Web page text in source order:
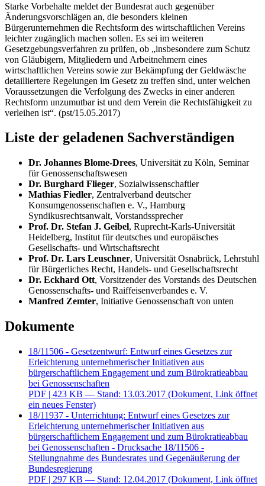
Starke Vorbehalte meldet der Bundesrat auch gegenüber
Änderungsvorschlägen an, die besonders kleinen
Bürgerunternehmen die Rechtsform des wirtschaftlichen Vereins
leichter zugänglich machen sollen. Es sei im weiteren
Gesetzgebungsverfahren zu prüfen, ob „insbesondere zum Schutz
von Gläubigern, Mitgliedern und Arbeitnehmern eines
wirtschaftlichen Vereins sowie zur Bekämpfung der Geldwäsche
detailliertere Regelungen im Gesetz zu treffen sind, unter welchen
Voraussetzungen die Verfolgung des Zwecks in einer anderen
Rechtsform unzumutbar ist und dem Verein die Rechtsfähigkeit zu
verleihen ist“. (pst/15.05.2017)
Liste der geladenen Sachverständigen
Dr. Johannes Blome-Drees, Universität zu Köln, Seminar
für Genossenschaftswesen
Dr. Burghard Flieger, Sozialwissenschaftler
Mathias Fiedler, Zentralverband deutscher
Konsumgenossenschaften e. V., Hamburg
Syndikusrechtsanwalt, Vorstandssprecher
Prof. Dr. Stefan J. Geibel, Ruprecht-Karls-Universität
Heidelberg, Institut für deutsches und europäisches
Gesellschafts- und Wirtschaftsrecht
Prof. Dr. Lars Leuschner, Universität Osnabrück, Lehrstuhl
für Bürgerliches Recht, Handels- und Gesellschaftsrecht
Dr. Eckhard Ott, Vorsitzender des Vorstands des Deutschen
Genossenschafts- und Raiffeisenverbandes e. V.
Manfred Zemter, Initiative Genossenschaft von unten
Dokumente
18/11506 - Gesetzentwurf: Entwurf eines Gesetzes zur
Erleichterung unternehmerischer Initiativen aus
bürgerschaftlichem Engagement und zum Bürokratieabbau
bei Genossenschaften
PDF | 423 KB — Stand: 13.03.2017 (Dokument, Link öffnet
ein neues Fenster)
18/11937 - Unterrichtung: Entwurf eines Gesetzes zur
Erleichterung unternehmerischer Initiativen aus
bürgerschaftlichem Engagement und zum Bürokratieabbau
bei Genossenschaften - Drucksache 18/11506 -
Stellungnahme des Bundesrates und Gegenäußerung der
Bundesregierung
PDF | 297 KB — Stand: 12.04.2017 (Dokument, Link öffnet